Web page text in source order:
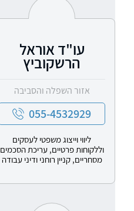
עו"ד אוראל
הרשקוביץ
אזור השפלה והסביבה
055-4532929
ליווי וייצוג משפטי לעסקים
וללקוחות פרטיים, עריכת הסכמים
מסחריים, קניין רוחני ודיני עבודה